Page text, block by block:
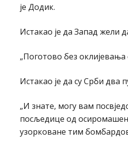
је Додик.
Истакао је да Запад жели
„Поготово без
Истакао је да су Срби два
„И знате, могу вам
посљедице од
узорковане тим